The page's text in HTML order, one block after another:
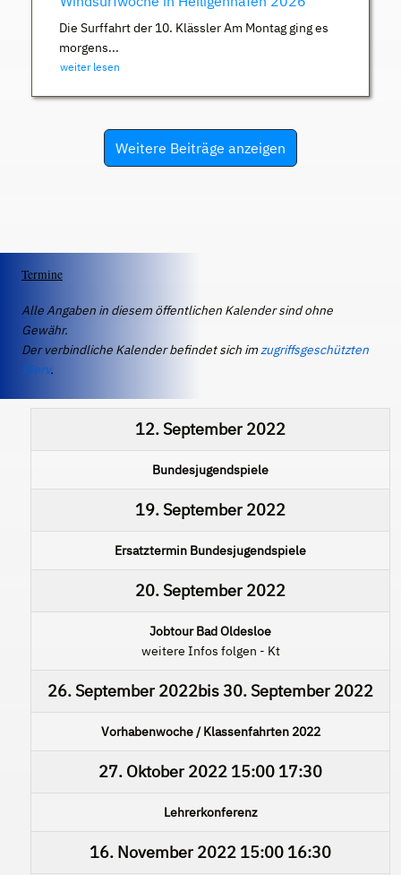
Die Surffahrt der 10. Klässler Am Montag ging es
morgens...
weiter lesen
Weitere Beiträge anzeigen
Termine
Alle Angaben in diesem öffentlichen Kalender sind ohne
Gewähr.
Der verbindliche Kalender befindet sich imzugriffsgeschützten
IServ.
12. September 2022
Bundesjugendspiele
19. September 2022
Ersatztermin Bundesjugendspiele
20. September 2022
Jobtour Bad Oldesloe
weitere Infos folgen - Kt
26. September 2022bis30. September 2022
Vorhabenwoche / Klassenfahrten 2022
27. Oktober 2022 15:00 17:30
Lehrerkonferenz
16. November 2022 15:00 16:30